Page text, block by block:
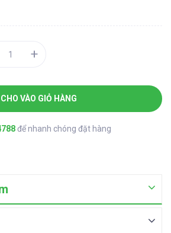
+
CHO VÀO GIỎ HÀNG
để nhanh chóng đặt hàng